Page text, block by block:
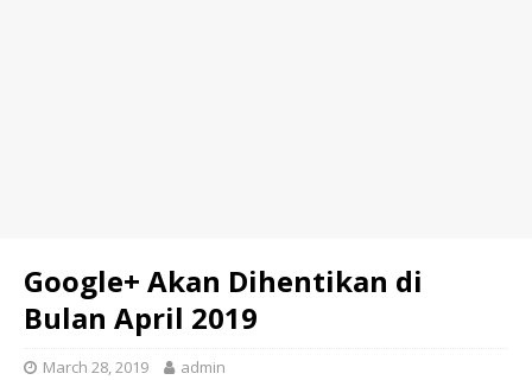
Google+ Akan Dihentikan di
Bulan April 2019
March 28, 2019 admin